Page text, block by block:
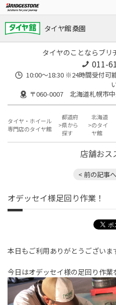
タイヤ館 桑園
タイヤのことならブリ
011-
10:00～18:30 ※24時間受付可
〒060-0007 北海道札幌市
タイヤ・ホイール
専門店のタイヤ館
都道府
県から
探す
北海道
のタイ
ヤ館
店舗おス
< 前の記事へ
オデッセイ様足回り作業！
本日もご利用ありがとうございま
今日はオデッセイ様の足回り作業